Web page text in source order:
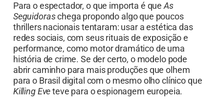
Para o espectador, o que importa é queAs
Seguidoraschega propondo algo que poucos
thrillers nacionais tentaram: usar a estética das
redes sociais, com seus rituais de exposição e
performance, como motor dramático de uma
história de crime. Se der certo, o modelo pode
abrir caminho para mais produções que olhem
para o Brasil digital com o mesmo olho clínico que
Killing Eveteve para o espionagem europeia.